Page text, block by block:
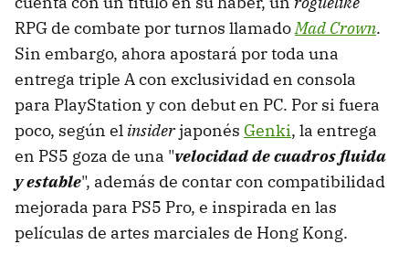
RPG de combate por turnos llamadoMad Crown.
Sin embargo, ahora apostará por toda una
entrega triple A con exclusividad en consola
para PlayStation y con debut en PC. Por si fuera
poco, según el insiderjaponés Genki, la entrega
en PS5 goza de una "velocidad de cuadros fluida
y estable", además de contar con compatibilidad
mejorada para PS5 Pro, e inspirada en las
películas de artes marciales de Hong Kong.